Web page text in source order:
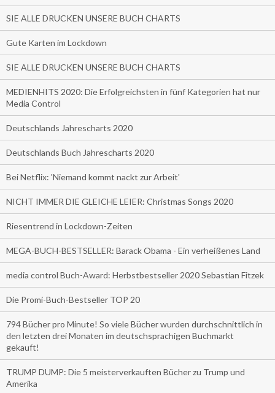
SIE ALLE DRUCKEN UNSERE BUCH CHARTS
Gute Karten im Lockdown
SIE ALLE DRUCKEN UNSERE BUCH CHARTS
MEDIENHITS 2020: Die Erfolgreichsten in fünf Kategorien hat nur
Media Control
Deutschlands Jahrescharts 2020
Deutschlands Buch Jahrescharts 2020
Bei Netflix: 'Niemand kommt nackt zur Arbeit'
NICHT IMMER DIE GLEICHE LEIER: Christmas Songs 2020
Riesentrend in Lockdown-Zeiten
MEGA-BUCH-BESTSELLER: Barack Obama - Ein verheißenes Land
media control Buch-Award: Herbstbestseller 2020 Sebastian Fitzek
Die Promi-Buch-Bestseller TOP 20
794 Bücher pro Minute! So viele Bücher wurden durchschnittlich in
den letzten drei Monaten im deutschsprachigen Buchmarkt
gekauft!
TRUMP DUMP: Die 5 meisterverkauften Bücher zu Trump und
Amerika